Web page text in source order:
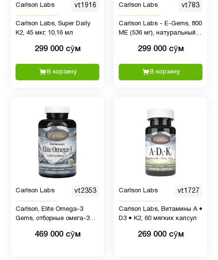
Carlson Labs vt1916
Carlson Labs, Super Daily
K2, 45 мкг, 10,16 мл
299 000 сӯм
В корзину
Carlson Labs vt783
Carlson Labs - E-Gems, 800
МЕ (536 мг), натуральный
здоровье сердца и
самочувствие,
антиоксидант, 100 мягких
299 000 сӯм
В корзину
Carlson Labs vt2353
Carlson, Elite Omega-3
Gems, отборные омега-3
рыбы, лимонный вкус, 90
469 000 сӯм
Carlson Labs vt1727
Carlson Labs, Витамины А •
D3 • К2, 60 мягких капсул
269 000 сӯм